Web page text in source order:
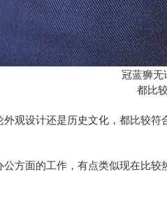
冠蓝狮无
都比
设计还是历史文化，都比较符
面的工作，有点类似现在比较